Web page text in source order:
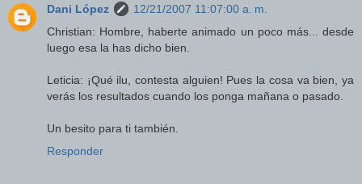
Dani López
12/21/2007 11:07:00 a. m.
Christian: Hombre, haberte animado un poco más... desde
luego esa la has dicho bien.
Leticia: ¡Qué ilu, contesta alguien! Pues la cosa va bien, ya
verás los resultados cuando los ponga mañana o pasado.
Un besito para ti también.
Responder